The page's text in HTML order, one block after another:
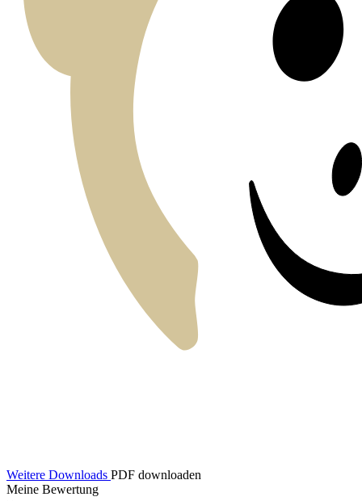
Weitere Downloads PDF downloaden
Meine Bewertung